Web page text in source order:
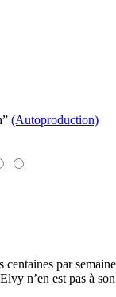
(Autoproduction)
centaines par
n’en est pas à